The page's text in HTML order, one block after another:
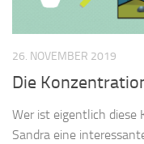
26. NOVEMBER 2019
Die
Wer ist eigentlich diese
Sandra eine